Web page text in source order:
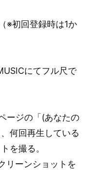
※初回登録時は1か
にてフル尺で
ージの「(あなたの
何回再生している
を撮る。
リーンショットを